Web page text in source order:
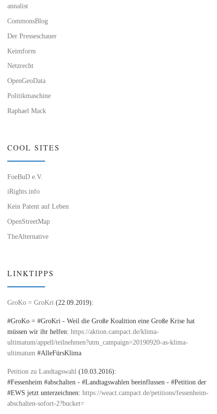
annalist
CommonsBlog
Der Presseschauer
Keimform
Netzrecht
OpenGeoData
Politikmaschine
Raphael Mack
COOL SITES
FoeBuD e.V.
iRights.info
Kein Patent auf Leben
OpenStreetMap
TheAlternative
LINKTIPPS
GroKo = GroKri (22.09.2019):
#GroKo = #GroKri - Weil die Große Koalition eine Große Krise hat
müssen wir ihr helfen: https://aktion.campact.de/klima-
ultimatum/appell/teilnehmen?utm_campaign=20190920-as-klima-
ultimatum #AlleFürsKlima
Petition zu Landtagswahl (10.03.2016):
#Fessenheim #abschalten - #Landtagswahlen beeinflussen - #Petition der
#EWS jetzt unterzeichnen: https://weact.campact.de/petitions/fessenheim-
abschalten-sofort-2?bucket=